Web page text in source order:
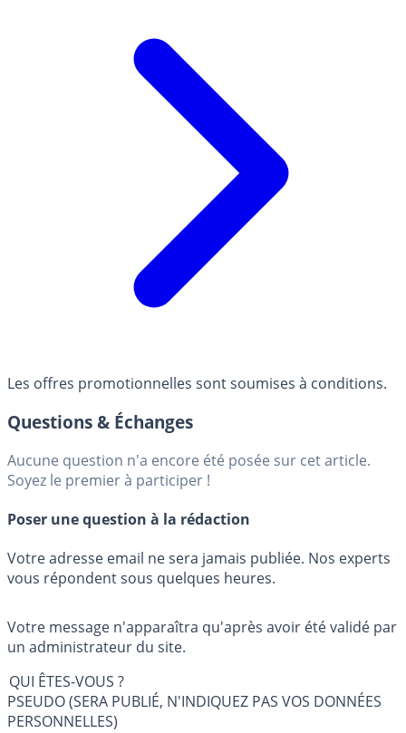
Les offres promotionnelles sont soumises à conditions.
Questions & Échanges
Aucune question n'a encore été posée sur cet article.
Soyez le premier à participer !
Poser une question à la rédaction
Votre adresse email ne sera jamais publiée. Nos experts
vous répondent sous quelques heures.
Votre message n'apparaîtra qu'après avoir été validé par
un administrateur du site.
QUI ÊTES-VOUS ?
PSEUDO (SERA PUBLIÉ, N'INDIQUEZ PAS VOS DONNÉES
PERSONNELLES)